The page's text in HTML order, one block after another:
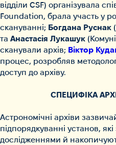
відділи CSF) організувала
Foundation, брала участь у
скануванні; Богдана Руснак
та Анастасія Лукашук
сканували архів; Віктор
процес, розробляв
доступ до архіву.
СПЕЦИФІКА
Астрономічні архіви
підпорядкуванні установ,
дослідженнями й